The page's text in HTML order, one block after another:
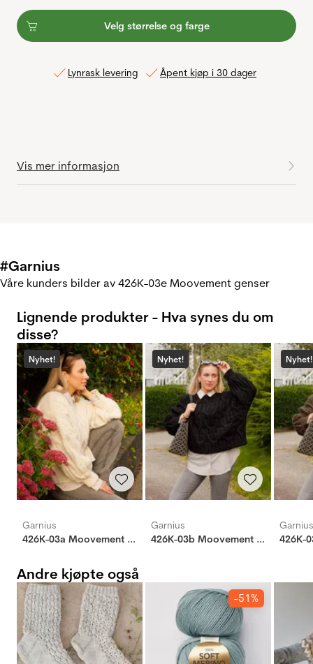
Velg størrelse og farge
Lynrask levering Åpent kjøp i 30 dager
Vis mer informasjon
#Garnius
Våre kunders bilder av 426K-03e Moovement genser
Lignende produkter - Hva synes du om
disse?
Nyhet!
Garnius
426K-03a Moovement genser
Nyhet!
Garnius
426K-03b Moovement genser
Nyhet!
Garnius
Andre kjøpte også
-51%